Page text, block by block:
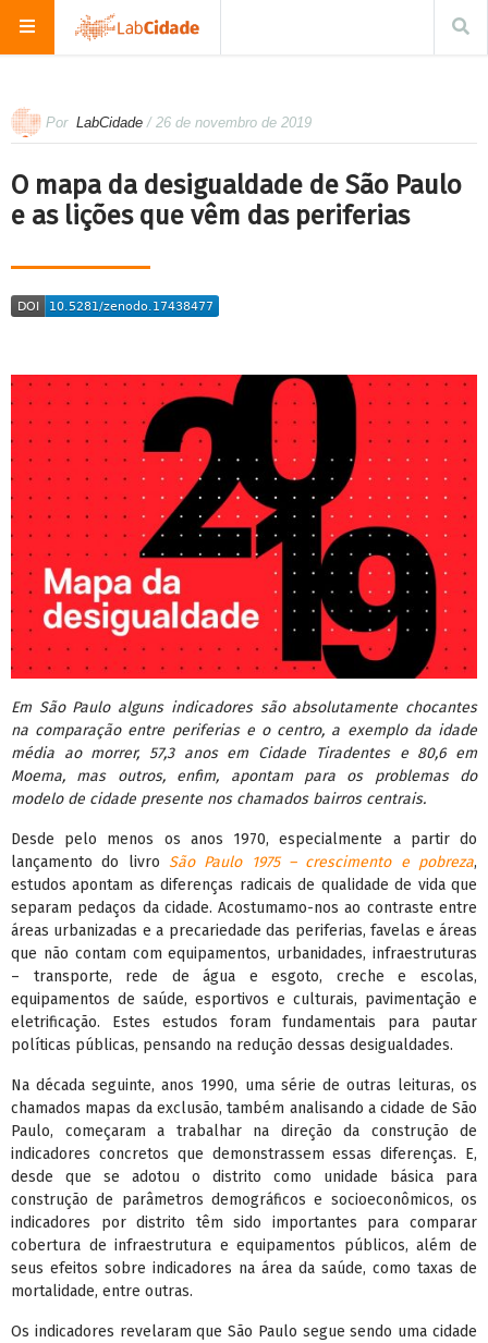
Por LabCidade / 26 de novembro de 2019
O mapa da desigualdade de São Paulo
e as lições que vêm das periferias
Em São Paulo alguns indicadores são absolutamente chocantes
na comparação entre periferias e o centro, a exemplo da idade
média ao morrer, 57,3 anos em Cidade Tiradentes e 80,6 em
Moema, mas outros, enfim, apontam para os problemas do
modelo de cidade presente nos chamados bairros centrais.
Desde pelo menos os anos 1970, especialmente a partir do
lançamento do livro São Paulo 1975 – crescimento e pobreza,
estudos apontam as diferenças radicais de qualidade de vida que
separam pedaços da cidade. Acostumamo-nos ao contraste entre
áreas urbanizadas e a precariedade das periferias, favelas e áreas
que não contam com equipamentos, urbanidades, infraestruturas
– transporte, rede de água e esgoto, creche e escolas,
equipamentos de saúde, esportivos e culturais, pavimentação e
eletrificação. Estes estudos foram fundamentais para pautar
políticas públicas, pensando na redução dessas desigualdades.
Na década seguinte, anos 1990, uma série de outras leituras, os
chamados mapas da exclusão, também analisando a cidade de São
Paulo, começaram a trabalhar na direção da construção de
indicadores concretos que demonstrassem essas diferenças. E,
desde que se adotou o distrito como unidade básica para
construção de parâmetros demográficos e socioeconômicos, os
indicadores por distrito têm sido importantes para comparar
cobertura de infraestrutura e equipamentos públicos, além de
seus efeitos sobre indicadores na área da saúde, como taxas de
mortalidade, entre outras.
Os indicadores revelaram que São Paulo segue sendo uma cidade